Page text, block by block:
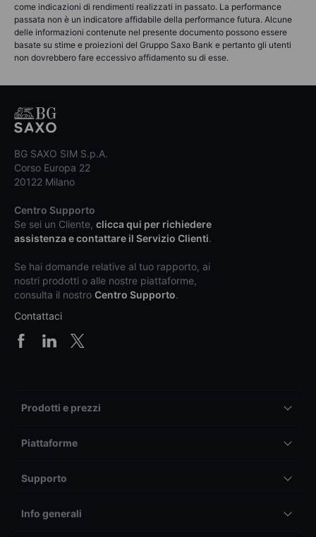
come indicazioni di rendimenti realizzati in passato. La performance
passata non è un indicatore affidabile della performance futura. Alcune
delle informazioni contenute nel presente documento possono essere
basate su stime e proiezioni del Gruppo Saxo Bank e pertanto gli utenti
non dovrebbero fare eccessivo affidamento su di esse.
BG SAXO SIM S.p.A.
Corso Europa 22
20122 Milano
Centro Supporto
Se sei un Cliente, clicca qui per richiedere
assistenza e contattare il Servizio Clienti.
Se hai domande relative al tuo rapporto, ai
nostri prodotti o alle nostre piattaforme,
consulta il nostro Centro Supporto.
Contattaci
Prodotti e prezzi
Piattaforme
Supporto
Info generali